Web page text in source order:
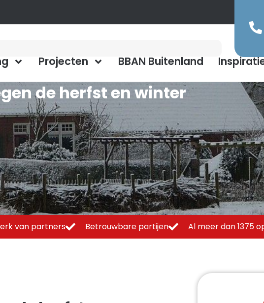
Projecten BBAN Buitenland
de herfst en winter
van partners Betrouwbare partijen Al meer dan 1375